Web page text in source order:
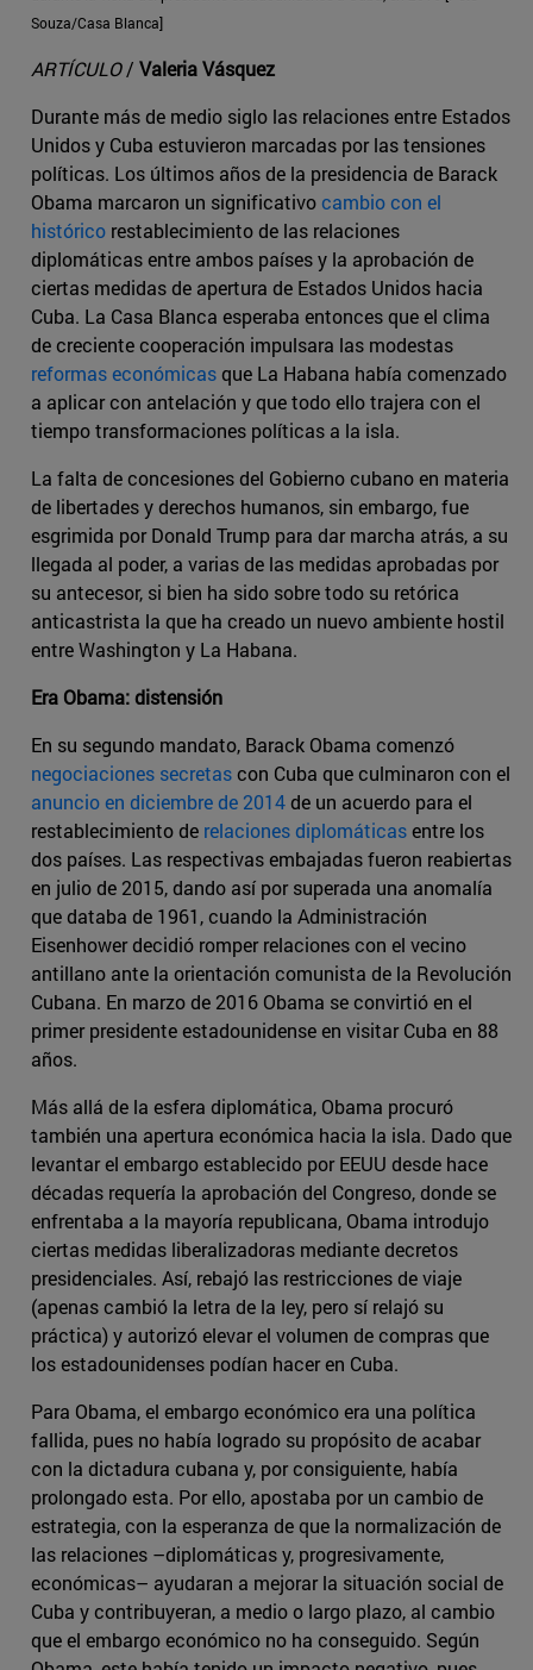
Souza/Casa Blanca]
ARTÍCULO/ Valeria Vásquez
Durante más de medio siglo las relaciones entre Estados
Unidos y Cuba estuvieron marcadas por las tensiones
políticas. Los últimos años de la presidencia de Barack
Obama marcaron un significativocambio con el
histórico restablecimiento de las relaciones
diplomáticas entre ambos países y la aprobación de
ciertas medidas de apertura de Estados Unidos hacia
Cuba. La Casa Blanca esperaba entonces que el clima
de creciente cooperación impulsara las modestas
reformas económicasque La Habana había comenzado
a aplicar con antelación y que todo ello trajera con el
tiempo transformaciones políticas a la isla.
La falta de concesiones del Gobierno cubano en materia
de libertades y derechos humanos, sin embargo, fue
esgrimida por Donald Trump para dar marcha atrás, a su
llegada al poder, a varias de las medidas aprobadas por
su antecesor, si bien ha sido sobre todo su retórica
anticastrista la que ha creado un nuevo ambiente hostil
entre Washington y La Habana.
Era Obama: distensión
En su segundo mandato, Barack Obama comenzó
negociaciones secretascon Cuba que culminaron con el
anuncio en diciembre de 2014de un acuerdo para el
restablecimiento de relaciones diplomáticasentre los
dos países. Las respectivas embajadas fueron reabiertas
en julio de 2015, dando así por superada una anomalía
que databa de 1961, cuando la Administración
Eisenhower decidió romper relaciones con el vecino
antillano ante la orientación comunista de la Revolución
Cubana. En marzo de 2016 Obama se convirtió en el
primer presidente estadounidense en visitar Cuba en 88
años.
Más allá de la esfera diplomática, Obama procuró
también una apertura económica hacia la isla. Dado que
levantar el embargo establecido por EEUU desde hace
décadas requería la aprobación del Congreso, donde se
enfrentaba a la mayoría republicana, Obama introdujo
ciertas medidas liberalizadoras mediante decretos
presidenciales. Así, rebajó las restricciones de viaje
(apenas cambió la letra de la ley, pero sí relajó su
práctica) y autorizó elevar el volumen de compras que
los estadounidenses podían hacer en Cuba.
Para Obama, el embargo económico era una política
fallida, pues no había logrado su propósito de acabar
con la dictadura cubana y, por consiguiente, había
prolongado esta. Por ello, apostaba por un cambio de
estrategia, con la esperanza de que la normalización de
las relaciones –diplomáticas y, progresivamente,
económicas– ayudaran a mejorar la situación social de
Cuba y contribuyeran, a medio o largo plazo, al cambio
que el embargo económico no ha conseguido. Según